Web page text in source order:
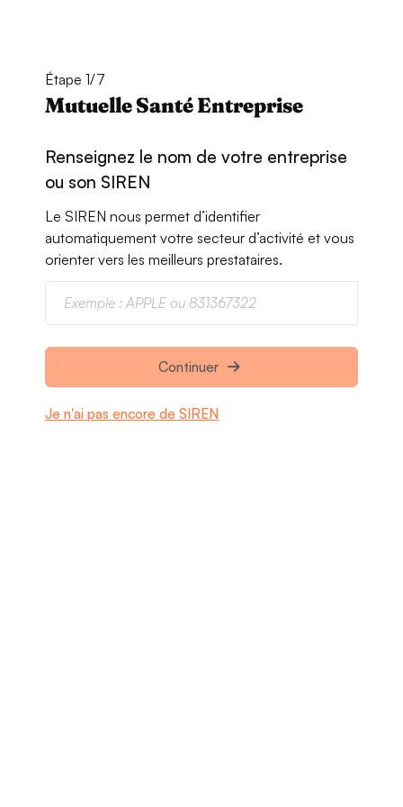
Étape 1/7
Mutuelle Santé Entreprise
Renseignez le nom de votre entreprise
ou son SIREN
Le SIREN nous permet d’identifier
automatiquement votre secteur d’activité et vous
orienter vers les meilleurs prestataires.
Continuer
Je n'ai pas encore de SIREN